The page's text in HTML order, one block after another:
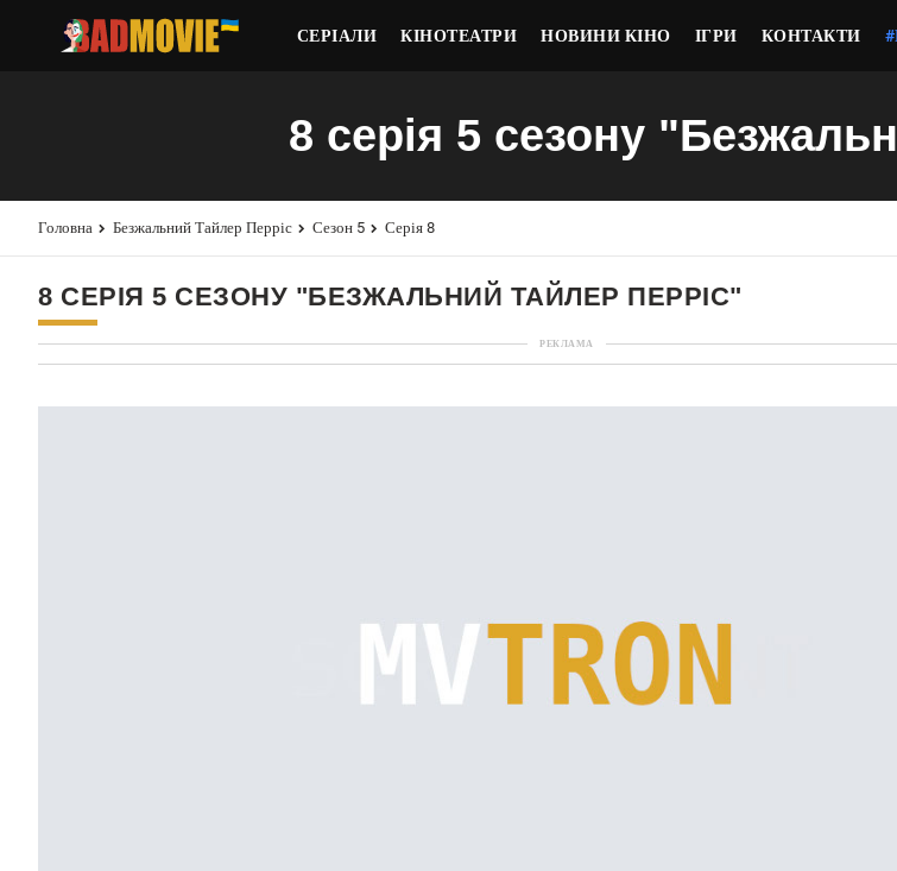
СЕРІАЛИ КІНОТЕАТРИ НОВИНИ КІНО ІГРИ КОНТАКТИ
8 серія 5 сезону
Головна Безжальний Тайлер Перріс Сезон 5 Серія 8
8 СЕРІЯ 5 СЕЗОНУ "БЕЗЖАЛЬНИЙ ТАЙЛЕР ПЕРРІС"
РЕКЛАМА